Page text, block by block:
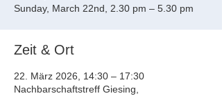
Sunday, March 22nd, 2.30 pm – 5.30 pm
Zeit & Ort
22. März 2026, 14:30 – 17:30
Nachbarschaftstreff Giesing,